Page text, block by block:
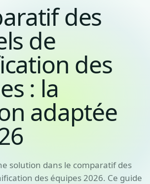
des
de
des
: la
adaptée
solution dans le comparatif des
des équipes 2026. Ce guide